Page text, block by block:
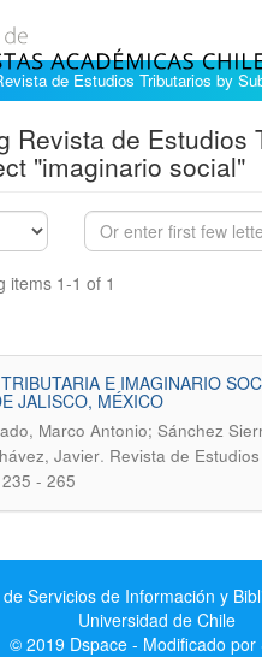
de Estudios Tributarios by
Revista de Estudios
"imaginario social"
items 1-1 of 1
E IMAGINARIO
JALISCO, MÉXICO
Marco Antonio; Sánchez
Javier. Revista de
- 265
Servicios de Información y
Universidad de Chile
© 2019 Dspace - Modificado por